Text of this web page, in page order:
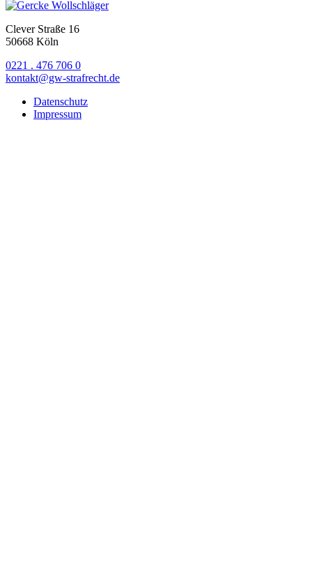
Clever Straße 16
50668 Köln
0221 . 476 706 0
kontakt@gw-strafrecht.de
Datenschutz
Impressum